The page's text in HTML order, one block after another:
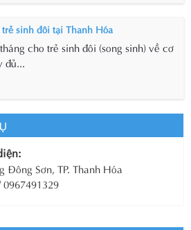
sinh đôi tại Thanh Hóa
cho trẻ sinh đôi (song sinh) về cơ
đủ...
Đông Sơn, TP. Thanh Hóa